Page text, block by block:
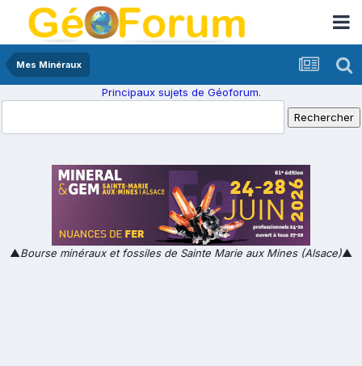
Mes Minéraux
Principaux sujets de Géoforum.
▲Bourse minéraux et fossiles de Sainte Marie aux Mines (Alsace)▲